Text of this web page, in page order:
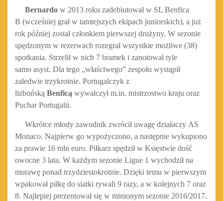
Bernardo w 2013 roku zadebiutował w SL Benfica
B (wcześniej grał w tamtejszych ekipach juniorskich), a już
rok później został członkiem pierwszej drużyny. W sezonie
spędzonym w rezerwach rozegrał wszystkie możliwe (38)
spotkania. Strzelił w nich 7 bramek i zanotował tyle
samo asyst. Dla tego „właściwego” zespołu wystąpił
zaledwie trzykrotnie. Portugalczyk z
lizbońską Benficą wywalczył m.in. mistrzostwo kraju oraz
Puchar Portugalii.
Wkrótce młody zawodnik zwrócił uwagę działaczy AS
Monaco. Najpierw go wypożyczono, a następnie wykupiono
za prawie 16 mln euro. Piłkarz spędził w Księstwie dość
owocne 3 lata. W każdym sezonie Ligue 1 wychodził na
murawę ponad trzydziestokrotnie. Dzięki temu w pierwszym
wpakował piłkę do siatki rywali 9 razy, a w kolejnych 7 oraz
8. Najlepiej prezentował się w minionym sezonie 2016/2017.